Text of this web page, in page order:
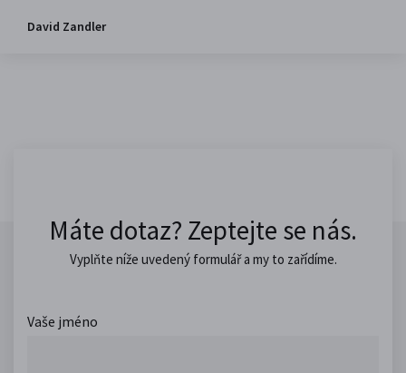
David Zandler
Máte dotaz? Zeptejte se nás.
Vyplňte níže uvedený formulář a my to zařídíme.
Vaše jméno